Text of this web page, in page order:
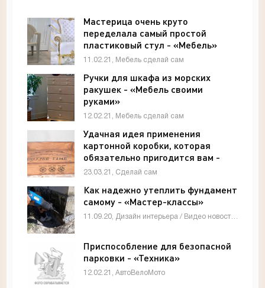
Мастерица очень круто
переделала самый простой
пластиковый стул - «Мебель»
11.02.21, Мебель сделай сам
Ручки для шкафа из морских
ракушек - «Мебель своими
руками»
12.02.21, Мебель сделай сам
Удачная идея применения
картонной коробки, которая
обязательно пригодится вам -
«Своими руками»
23.03.21, Сделай сам
Как надежно утеплить фундамент
самому - «Мастер-классы»
Приспособление для безопасной
парковки - «Техника»
12.02.21, АвтоВелоМото